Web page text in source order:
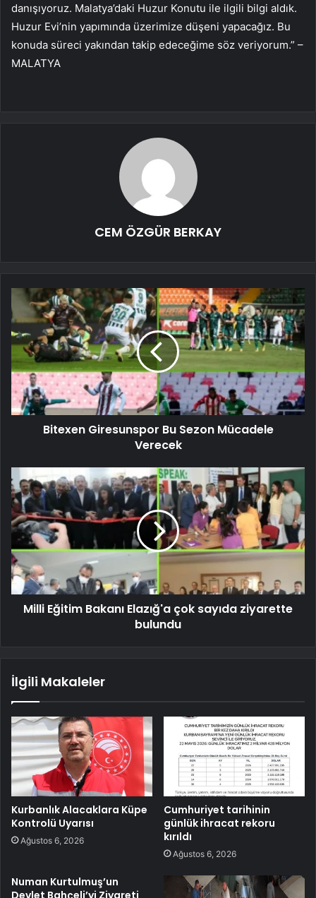
danışıyoruz. Malatya’daki Huzur Konutu ile ilgili bilgi aldık.
Huzur Evi’nin yapımında üzerimize düşeni yapacağız. Bu
konuda süreci yakından takip edeceğime söz veriyorum.” –
MALATYA
CEM ÖZGÜR BERKAY
Bitexen Giresunspor Bu Sezon Mücadele
Verecek
Milli Eğitim Bakanı Elazığ'a çok sayıda ziyarette
bulundu
İlgili Makaleler
Kurbanlık Alacaklara Küpe
Kontrolü Uyarısı
Ağustos 6, 2026
Cumhuriyet tarihinin
günlük ihracat rekoru
kırıldı
Ağustos 6, 2026
Numan Kurtulmuş’un
Devlet Bahçeli’yi Ziyareti